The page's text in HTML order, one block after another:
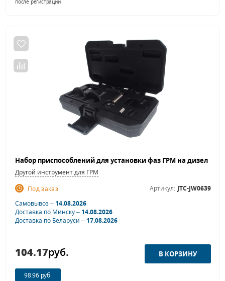
после регистрации
Другой инструмент для ГРМ
Под заказ
Артикул: JTC-JW0639
Самовывоз –14.08.2026
Доставка по Минску –14.08.2026
Доставка по Беларуси –17.08.2026
104.17руб.
98.96 руб.